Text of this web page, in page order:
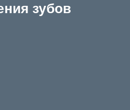
зубов